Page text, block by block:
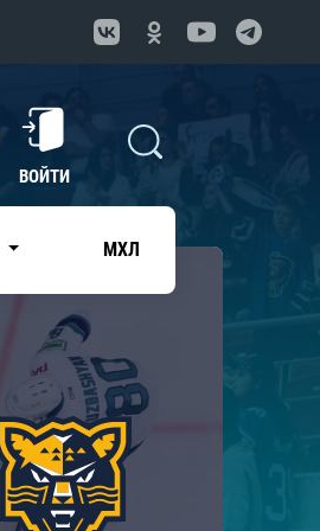
ВОЙТИ
МХЛ